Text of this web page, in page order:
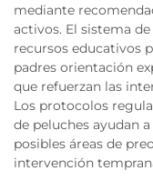
mediante
activos. El sistema
recursos educativos
padres orientación
que refuerzan las
Los protocolos
de peluches ayudan
posibles áreas de
intervención